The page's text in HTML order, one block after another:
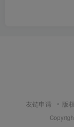
友链申请 版